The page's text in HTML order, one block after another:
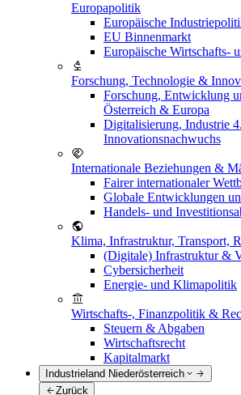
Europapolitik
Europäische
EU Binnenmarkt
Europäische Wirtschafts-
Forschung, Technologie &
Forschung, Entwicklung
Österreich & Europa
Digitalisierung, Industrie
Innovationsnachwuchs
Internationale Beziehungen &
Fairer internationaler
Globale Entwicklungen
Handels- und
Klima, Infrastruktur, Transport,
(Digitale) Infrastruktur &
Cybersicherheit
Energie- und Klimapolitik
Wirtschafts-, Finanzpolitik &
Steuern & Abgaben
Wirtschaftsrecht
Kapitalmarkt
Industrieland Niederösterreich
Zurück